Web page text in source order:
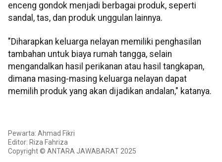
enceng gondok menjadi berbagai produk, seperti
sandal, tas, dan produk unggulan lainnya.
"Diharapkan keluarga nelayan memiliki penghasilan
tambahan untuk biaya rumah tangga, selain
mengandalkan hasil perikanan atau hasil tangkapan,
dimana masing-masing keluarga nelayan dapat
memilih produk yang akan dijadikan andalan," katanya.
Pewarta: Ahmad Fikri
Editor: Riza Fahriza
Copyright © ANTARA JAWABARAT 2025